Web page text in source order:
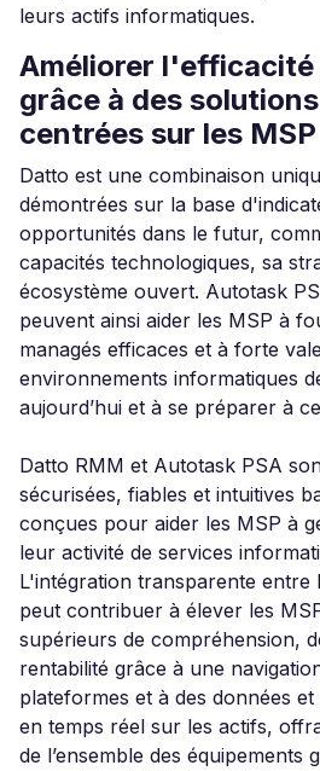
leurs actifs informatiques.
Améliorer
grâce à des
centrées sur les MSP
Datto est une combinaison
démontrées sur la base
opportunités dans le futur,
capacités technologiques, sa
écosystème ouvert. Autotask
peuvent ainsi aider les MSP à
managés efficaces et à forte
environnements informatiques
aujourd’hui et à se préparer à
Datto RMM et Autotask PSA
sécurisées, fiables et intuitives
conçues pour aider les MSP à
leur activité de services
L'intégration transparente entre
peut contribuer à élever les
supérieurs de compréhension,
rentabilité grâce à une
plateformes et à des données
en temps réel sur les actifs,
de l’ensemble des équipements